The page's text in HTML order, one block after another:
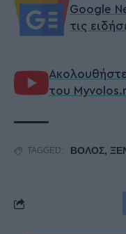
Google
τις
του
TAGGED: ΒΟΛΟΣ,